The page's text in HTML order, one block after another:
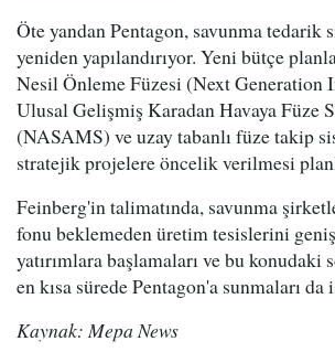
Öte yandan Pentagon, savunma tedarik
yeniden yapılandırıyor. Yeni bütçe
Nesil Önleme Füzesi (Next Generation
Ulusal Gelişmiş Karadan Havaya Füze
(NASAMS) ve uzay tabanlı füze takip
stratejik projelere öncelik verilmesi
Feinberg'in talimatında, savunma
fonu beklemeden üretim tesislerini
yatırımlara başlamaları ve bu konudaki
en kısa sürede Pentagon'a sunmaları da
Kaynak: Mepa News